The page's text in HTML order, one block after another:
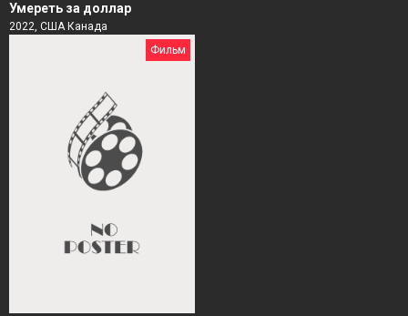
Умереть за доллар
2022, США Канада
Фильм